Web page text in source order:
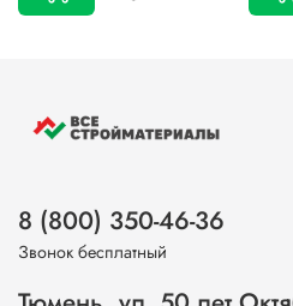
8 (800) 350-46-36
Звонок бесплатный